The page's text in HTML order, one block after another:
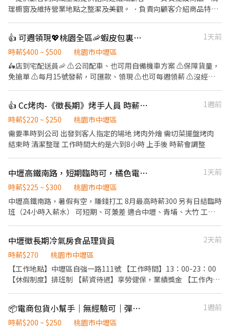
理櫥窗及維持營業地點之整潔及美觀。 ．負責向顧客介紹商品特
束營業前，統計銷售情形、盤點貨品存量及撰寫當日業務報表。
👍 可週領現💖桃園全區🦐蝦皮包裏外送員/免經驗平均50～80K，公司車
1天前
時薪$400 ~ $500
桃園市中壢區
🛵店到宅配送員🦐 ⚠️公司配車、也可用自備機車方案 ⚠️保障貨量，
免搶單 ⚠️每月15號發薪，可匯款、領現 ⚠️也可每週領薪 ⚠️沒經驗
車配送蝦皮電商包裏 ↪︎ 機車配送包裹至指定地點(範圍3km內) 🔛 上
線時間 早班： 08:00~17:00 晚班1：12：00~21：00 晚班2：17：
00~21：00時段可談 平均約50～80K ✅ 領薪彈性：每月15號準時發
薪（可匯款/領現），亦可配合【每週領薪】，週週有錢花！
有缺額（龜山區、桃園區、蘆竹區、中壢區、平鎮區、八德區...等）
點擊立即應徵，私訊告知小編你想送哪一區，馬上幫你保留就近站
程】 ➊ 點擊填寫廠商制式履歷（1分鐘完成，快速安排送審）： 👉
https://reurl.cc/V292KN 🔒 【隱私防線】個資僅供廠商審核，敏感
欄位（身分證/詳細地址）錄取前皆可先不填！ ➋加入留言： 👉
https://lin.ee/OBnhVN5 私訊留下 ⌜姓名+電話 +應徵蝦皮外送」💥
👍 Cc烤肉-《徵長期》烤手人員 時薪220-250
1週前
時薪$220 ~ $250
桃園市中壢區
需要準時到公司 出發到客人指定的場地 烤肉外燴 需切菜擺盤烤肉
結束時 清潔整理 工作時間大約是六到8小時 上手後 時薪會調整
中壢高鐵南路，短期臨時可，橘色電商，暑假可、日結日領可、工讀可、臨時可
1天前
時薪$225 ~ $300
桃園市中壢區
中壢高鐵南路，暑假有空，賺錢打工 8月最高時薪300 另有日結臨時
班（24小時入薪水） 可短期、可兼差 適合中壢、青埔、大竹 工作
14:00-23:00 215+50時薪265 215+60時薪275 (檔期8/1、8-9、18-
19、25-26) 夜班00:00-09:00 230+50時薪280 230+70時薪300 (檔
期8/1-2、8-10、18-19、25-26) 工作地點: 桃園市中壢區高鐵南路
《另有「堆高機手」職缺，薪資更優》
中壢徵長期冷氣房食品理貨員
2天前
時薪$270
桃園市中壢區
【工作地點】中壢區自強一路111號 【工作時間】13：00-23：00
【休假制度】排班制 【薪資待遇】享勞健保，業績獎金 【工作內
📦電商包貨小幫手｜無經驗可｜彈性排班｜中壢
1週前
時薪$200 ~ $250
桃園市中壢區